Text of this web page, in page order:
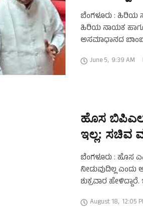
ಬೆಂಗಳೂರು : ಹಿರಿಯ
ಹಿರಿಯ ನಾಯಕ
ಅಸಮಾಧಾನದ
June 5, 9:39 AM
ಹೊಸ ಬಿಪಿಎಲ್‌
ಇಲ್ಲ: ಸಚಿವ
ಬೆಂಗಳೂರು : ಹೊಸ
ನೀಡುವುದಿಲ್ಲ
ಶುಕ್ರವಾರ
August 18, 12:05